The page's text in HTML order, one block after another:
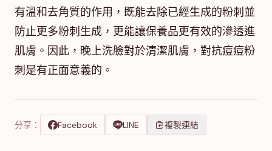
有溫和去角質的作用，既能去除已經生成的粉刺並
防止更多粉刺生成，更能讓保養品更有效的滲透進
肌膚。因此，晚上洗臉對於清潔肌膚，對抗痘痘粉
刺是有正面意義的。
分享： Facebook LINE 複製連結